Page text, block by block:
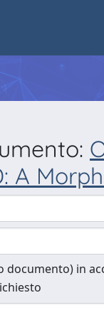
A
documento) in